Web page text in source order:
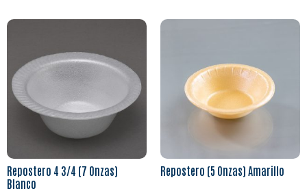
Repostero 4 3/4 (7 Onzas)
Blanco
Repostero (5 Onzas) Amarillo